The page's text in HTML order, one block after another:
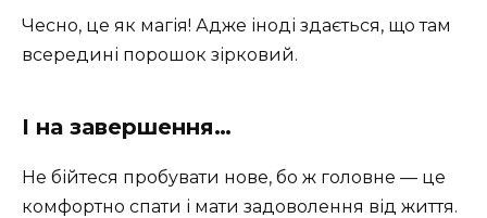
Чесно, це як магія! Адже іноді здається, що там
всередині порошок зірковий.
І на завершення…
Не бійтеся пробувати нове, бо ж головне — це
комфортно спати і мати задоволення від життя.